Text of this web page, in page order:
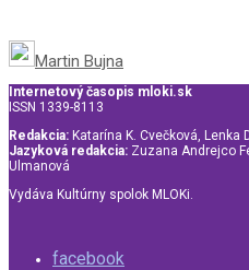
Martin Bujna
Internetový časopis mloki.sk
ISSN 1339-8113
Redakcia: Katarína K. Cvečková, Lenka
Jazyková redakcia: Zuzana Andrejco
Ulmanová
Vydáva Kultúrny spolok MLOKi.
facebook